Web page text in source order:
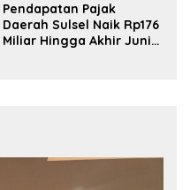
Pendapatan Pajak
Daerah Sulsel Naik Rp176
Miliar Hingga Akhir Juni